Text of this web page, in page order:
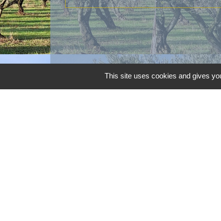
This site uses cookies and gives